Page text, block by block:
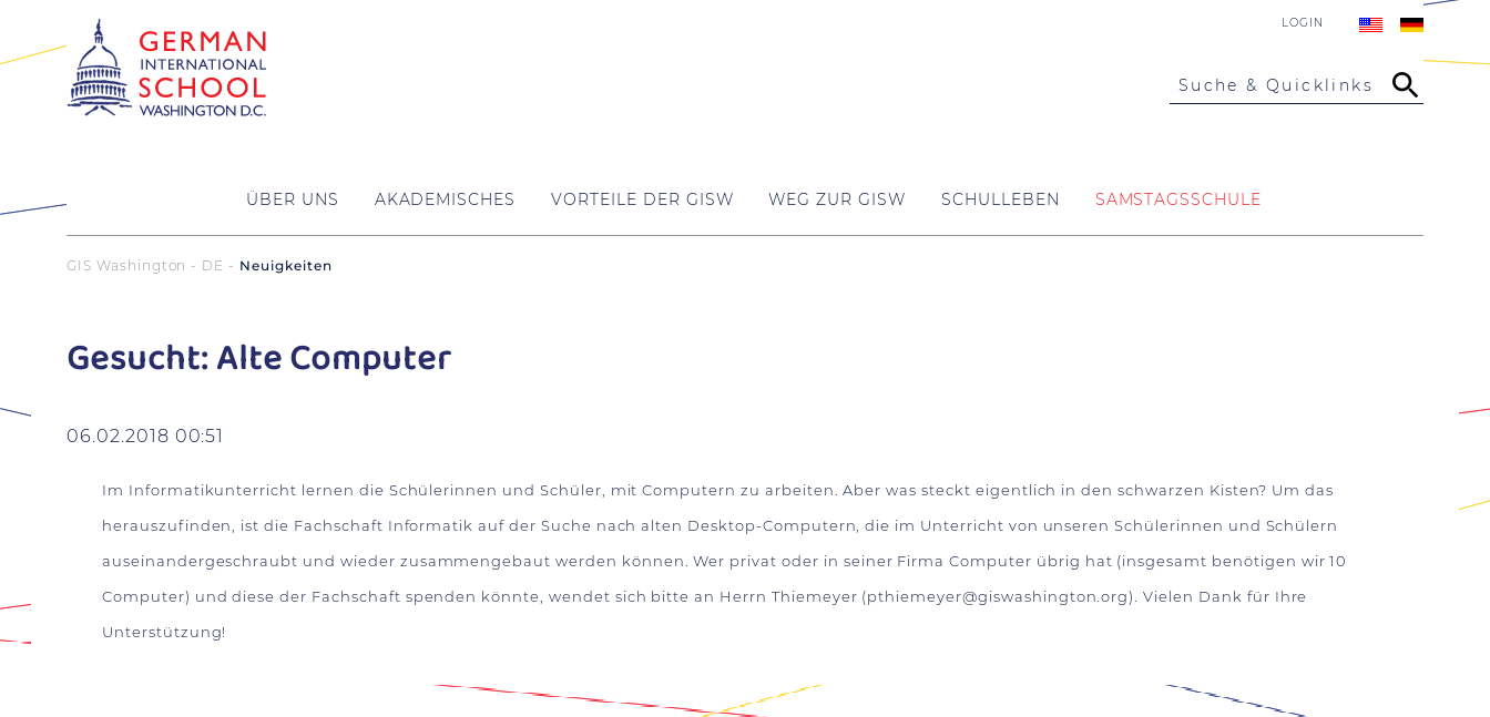
LOGIN
Suche & Quicklinks
ÜBER UNS AKADEMISCHES VORTEILE DER GISW WEG ZUR GISW SCHULLEBEN SAMSTAGSSCHULE
GIS Washington - DE Neuigkeiten
Gesucht: Alte Computer
06.02.2018 00:51
Im Informatikunterricht lernen die Schülerinnen und Schüler, mit Computern zu arbeiten. Aber was steckt eigentlich in den schwarzen Kisten? Um das
herauszufinden, ist die Fachschaft Informatik auf der Suche nach alten Desktop-Computern, die im Unterricht von unseren Schülerinnen und Schülern
auseinandergeschraubt und wieder zusammengebaut werden können. Wer privat oder in seiner Firma Computer übrig hat (insgesamt benötigen wir 10
Computer) und diese der Fachschaft spenden könnte, wendet sich bitte an Herrn Thiemeyer (pthiemeyer@giswashington.org). Vielen Dank für Ihre
Unterstützung!